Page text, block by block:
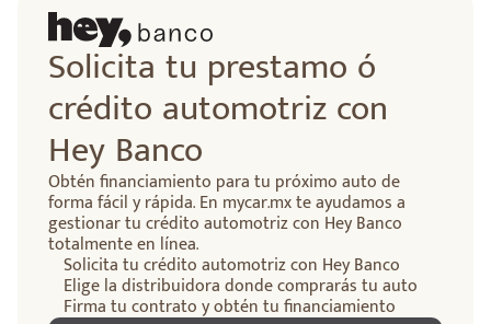
Solicita tu prestamo ó
crédito automotriz con
Hey Banco
Obtén financiamiento para tu próximo auto de
forma fácil y rápida. En mycar.mx te ayudamos a
gestionar tu crédito automotriz con Hey Banco
totalmente en línea.
Solicita tu crédito automotriz con Hey Banco
Elige la distribuidora donde comprarás tu auto
Firma tu contrato y obtén tu financiamiento